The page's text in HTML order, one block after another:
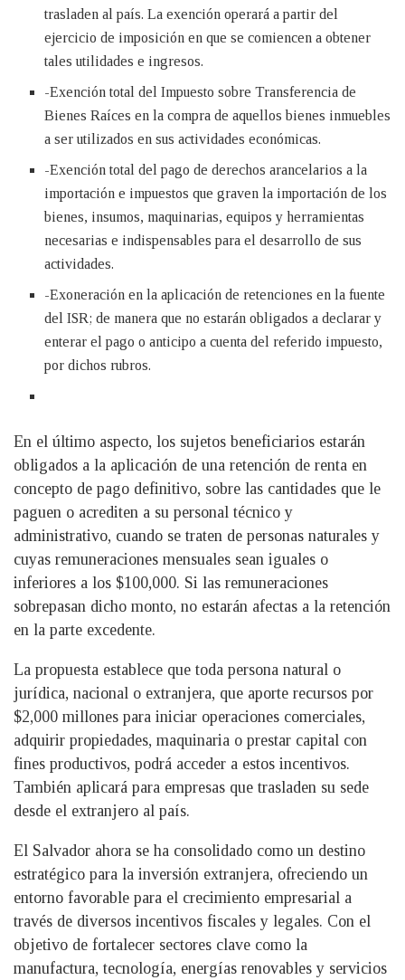
trasladen al país. La exención operará a partir del
ejercicio de imposición en que se comiencen a obtener
tales utilidades e ingresos.
-Exención total del Impuesto sobre Transferencia de
Bienes Raíces en la compra de aquellos bienes inmuebles
a ser utilizados en sus actividades económicas.
-Exención total del pago de derechos arancelarios a la
importación e impuestos que graven la importación de los
bienes, insumos, maquinarias, equipos y herramientas
necesarias e indispensables para el desarrollo de sus
actividades.
-Exoneración en la aplicación de retenciones en la fuente
del ISR; de manera que no estarán obligados a declarar y
enterar el pago o anticipo a cuenta del referido impuesto,
por dichos rubros.
En el último aspecto, los sujetos beneficiarios estarán
obligados a la aplicación de una retención de renta en
concepto de pago definitivo, sobre las cantidades que le
paguen o acrediten a su personal técnico y
administrativo, cuando se traten de personas naturales y
cuyas remuneraciones mensuales sean iguales o
inferiores a los $100,000. Si las remuneraciones
sobrepasan dicho monto, no estarán afectas a la retención
en la parte excedente.
La propuesta establece que toda persona natural o
jurídica, nacional o extranjera, que aporte recursos por
$2,000 millones para iniciar operaciones comerciales,
adquirir propiedades, maquinaria o prestar capital con
fines productivos, podrá acceder a estos incentivos.
También aplicará para empresas que trasladen su sede
desde el extranjero al país.
El Salvador ahora se ha consolidado como un destino
estratégico para la inversión extranjera, ofreciendo un
entorno favorable para el crecimiento empresarial a
través de diversos incentivos fiscales y legales. Con el
objetivo de fortalecer sectores clave como la
manufactura, tecnología, energías renovables y servicios